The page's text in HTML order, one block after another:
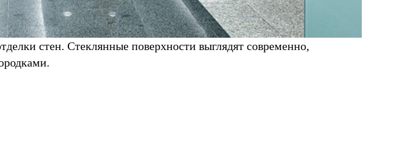
стен. Стеклянные поверхности выглядят современно,